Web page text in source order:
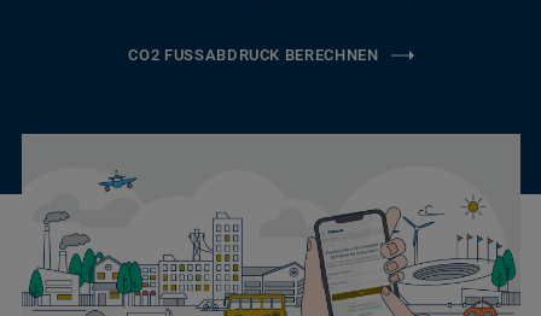
CO2 FUSSABDRUCK BERECHNEN